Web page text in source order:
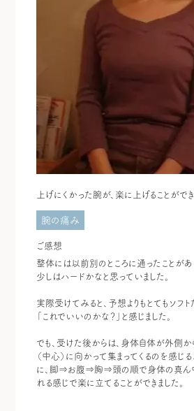
上げにくかった腕が、楽に上げることができ
腕の痛み
ご感想
整体には以前別のところに通ったことがあ
少しはハードかなと思っていました。
実際受けてみると、予想よりもとてもソフト
「これでいいのかな？」と感じました。
でも、受けた後からは、身体自体が外側か
（中心）に向かって集まってくるのを感じ
に、脚⇒お腹⇒胸⇒頭の順で身体の真ん中
れる感じで楽に立てることができました。